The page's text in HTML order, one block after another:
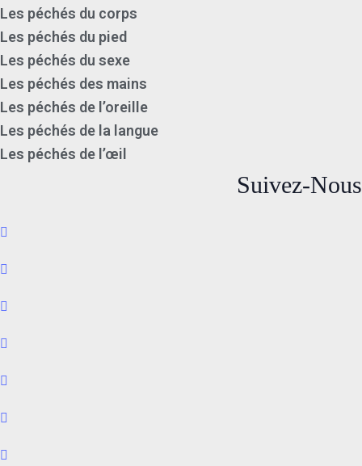
Les péchés du corps
Les péchés du pied
Les péchés du sexe
Les péchés des mains
Les péchés de l’oreille
Les péchés de la langue
Les péchés de l’œil
Suivez-Nous